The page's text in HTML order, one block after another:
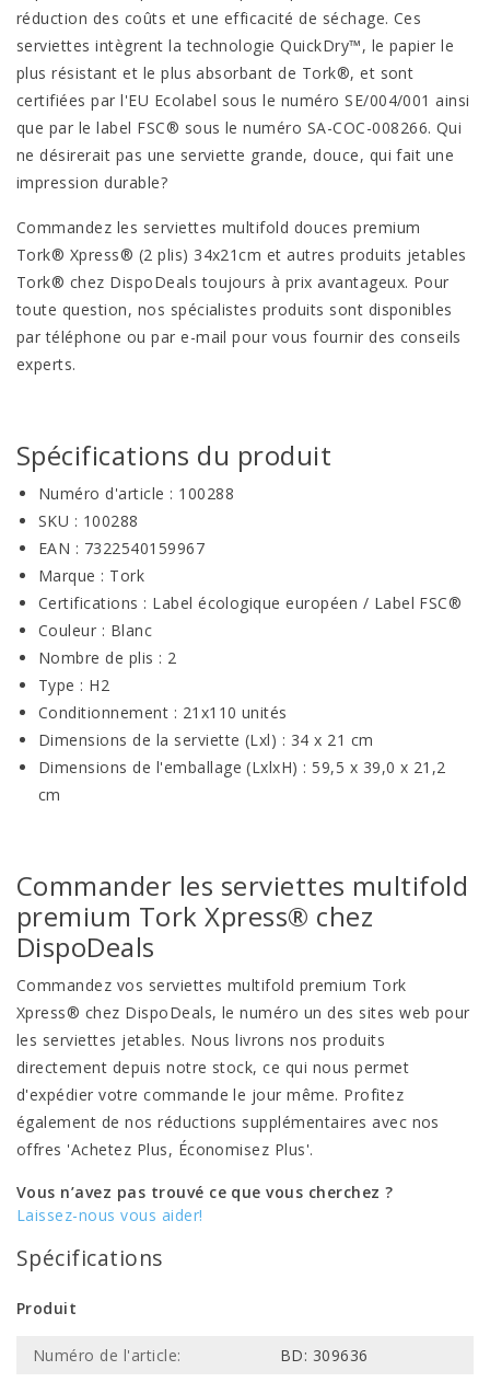
réduction des coûts et une efficacité de séchage. Ces
serviettes intègrent la technologie QuickDry™, le papier le
plus résistant et le plus absorbant de Tork®, et sont
certifiées par l'EU Ecolabel sous le numéro SE/004/001 ainsi
que par le label FSC® sous le numéro SA-COC-008266. Qui
ne désirerait pas une serviette grande, douce, qui fait une
impression durable?
Commandez les serviettes multifold douces premium
Tork® Xpress® (2 plis) 34x21cm et autres produits jetables
Tork® chez DispoDeals toujours à prix avantageux. Pour
toute question, nos spécialistes produits sont disponibles
par téléphone ou par e-mail pour vous fournir des conseils
experts.
Spécifications du produit
Numéro d'article : 100288
SKU : 100288
EAN : 7322540159967
Marque : Tork
Certifications : Label écologique européen / Label FSC®
Couleur : Blanc
Nombre de plis : 2
Type : H2
Conditionnement : 21x110 unités
Dimensions de la serviette (Lxl) : 34 x 21 cm
Dimensions de l'emballage (LxlxH) : 59,5 x 39,0 x 21,2
cm
Commander les serviettes multifold
premium Tork Xpress® chez
DispoDeals
Commandez vos serviettes multifold premium Tork
Xpress® chez DispoDeals, le numéro un des sites web pour
les serviettes jetables. Nous livrons nos produits
directement depuis notre stock, ce qui nous permet
d'expédier votre commande le jour même. Profitez
également de nos réductions supplémentaires avec nos
offres 'Achetez Plus, Économisez Plus'.
Vous n’avez pas trouvé ce que vous cherchez ?
Laissez-nous vous aider!
Spécifications
Produit
Numéro de l'article:
BD: 309636